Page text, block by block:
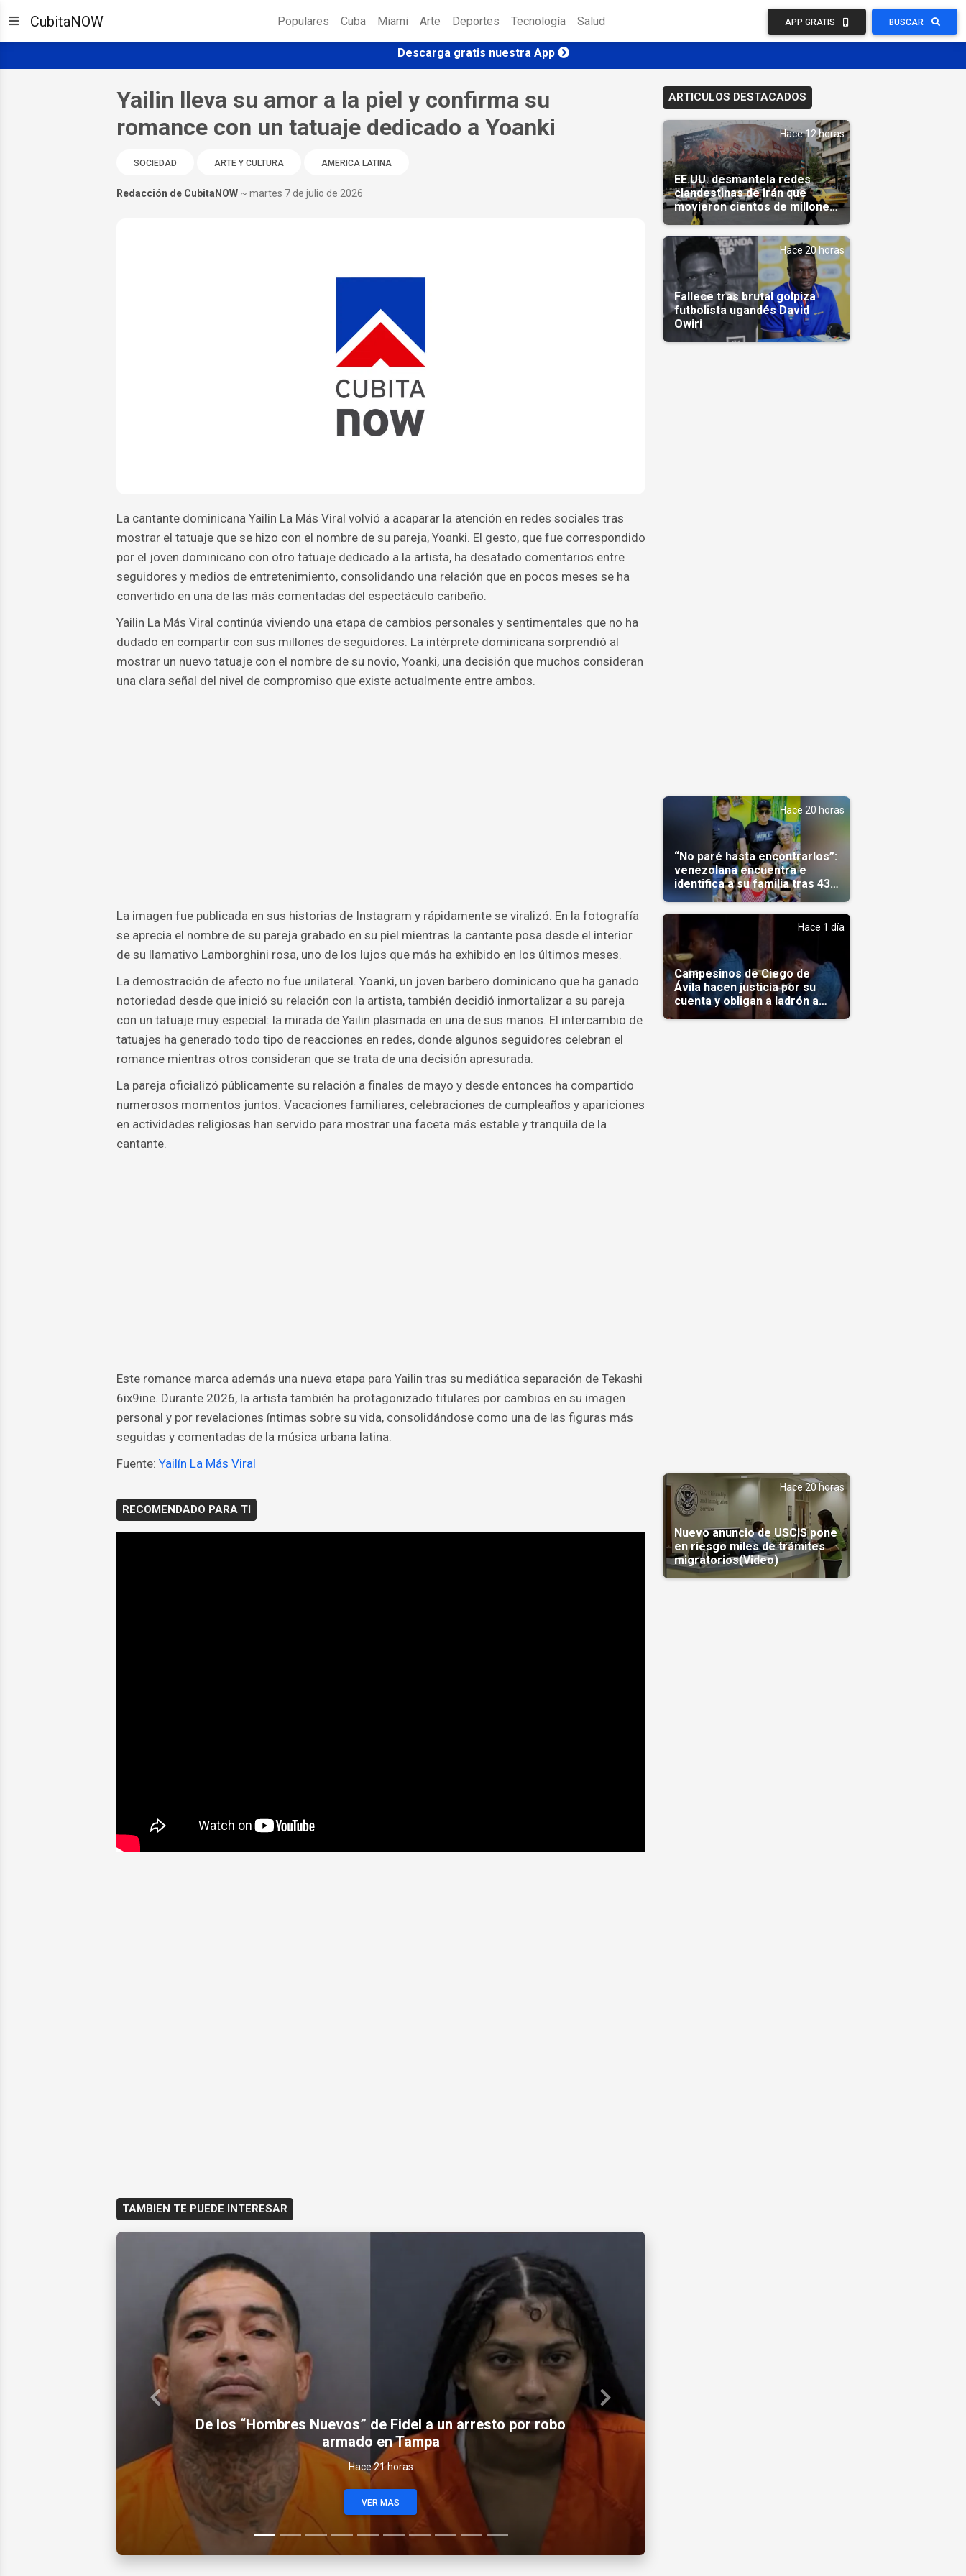
CubitaNOW Populares Cuba Miami Arte Deportes Tecnología Salud APP GRATIS BUSCAR
Descarga gratis nuestra App
Yailin lleva su amor a la piel y confirma su
romance con un tatuaje dedicado a Yoanki
SOCIEDAD ARTE Y CULTURA AMERICA LATINA
Redacción de CubitaNOW ~ martes 7 de julio de 2026
La cantante dominicana Yailin La Más Viral volvió a acaparar la atención en redes sociales tras
mostrar el tatuaje que se hizo con el nombre de su pareja, Yoanki. El gesto, que fue correspondido
por el joven dominicano con otro tatuaje dedicado a la artista, ha desatado comentarios entre
seguidores y medios de entretenimiento, consolidando una relación que en pocos meses se ha
convertido en una de las más comentadas del espectáculo caribeño.
Yailin La Más Viral continúa viviendo una etapa de cambios personales y sentimentales que no ha
dudado en compartir con sus millones de seguidores. La intérprete dominicana sorprendió al
mostrar un nuevo tatuaje con el nombre de su novio, Yoanki, una decisión que muchos consideran
una clara señal del nivel de compromiso que existe actualmente entre ambos.
La imagen fue publicada en sus historias de Instagram y rápidamente se viralizó. En la fotografía
se aprecia el nombre de su pareja grabado en su piel mientras la cantante posa desde el interior
de su llamativo Lamborghini rosa, uno de los lujos que más ha exhibido en los últimos meses.
La demostración de afecto no fue unilateral. Yoanki, un joven barbero dominicano que ha ganado
notoriedad desde que inició su relación con la artista, también decidió inmortalizar a su pareja
con un tatuaje muy especial: la mirada de Yailin plasmada en una de sus manos. El intercambio de
tatuajes ha generado todo tipo de reacciones en redes, donde algunos seguidores celebran el
romance mientras otros consideran que se trata de una decisión apresurada.
La pareja oficializó públicamente su relación a finales de mayo y desde entonces ha compartido
numerosos momentos juntos. Vacaciones familiares, celebraciones de cumpleaños y apariciones
en actividades religiosas han servido para mostrar una faceta más estable y tranquila de la
cantante.
Este romance marca además una nueva etapa para Yailin tras su mediática separación de Tekashi
6ix9ine. Durante 2026, la artista también ha protagonizado titulares por cambios en su imagen
personal y por revelaciones íntimas sobre su vida, consolidándose como una de las figuras más
seguidas y comentadas de la música urbana latina.
Fuente: Yailín La Más Viral
RECOMENDADO PARA TI
TAMBIEN TE PUEDE INTERESAR
De los “Hombres Nuevos” de Fidel a un arresto por robo
armado en Tampa
Hace 21 horas
VER MAS
Inolvidable actor cubano y su vida en Miami. Aquí está
Jorge Alí
Hace 21 horas
VER MAS
Previous Next
ARTICULOS DESTACADOS
Hace 12 horas
EE.UU. desmantela redes
clandestinas de Irán que
movieron cientos de millones
de dólares
Hace 20 horas
Fallece tras brutal golpiza
futbolista ugandés David
Owiri
Hace 20 horas
“No paré hasta encontrarlos”:
venezolana encuentra e
identifica a su familia tras 43
días del terremoto
Hace 1 día
Campesinos de Ciego de
Ávila hacen justicia por su
cuenta y obligan a ladrón a
comerse el maíz robado
Hace 20 horas
Nuevo anuncio de USCIS pone
en riesgo miles de trámites
migratorios(Video)